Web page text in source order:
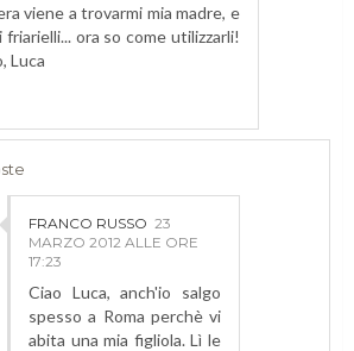
viene a trovarmi mia madre, e
ora so come utilizzarli!
Luca
FRANCO RUSSO 23
MARZO 2012 ALLE ORE
17:23
Ciao Luca, anch'io salgo
spesso a Roma perchè vi
abita una mia figliola. Lì le